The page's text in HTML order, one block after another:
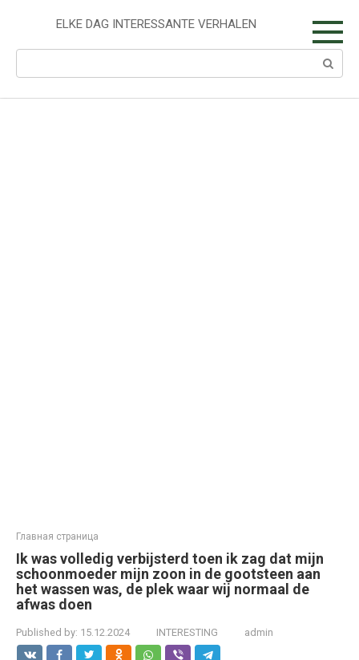
ELKE DAG INTERESSANTE VERHALEN
Search:
Главная страница
Ik was volledig verbijsterd toen ik zag dat mijn
schoonmoeder mijn zoon in de gootsteen aan
het wassen was, de plek waar wij normaal de
afwas doen
Published by: 15.12.2024 INTERESTING admin